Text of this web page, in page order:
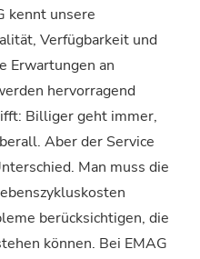
kennt unsere
Verfügbarkeit und
Erwartungen an
hervorragend
Billiger geht immer,
Aber der Service
Man muss die
berücksichtigen, die
können. Bei EMAG